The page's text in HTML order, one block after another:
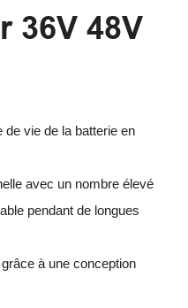
36V 48V
vie de la batterie en
avec un nombre élevé
pendant de longues
à une conception